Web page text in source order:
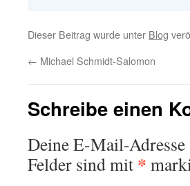
Dieser Beitrag wurde unter Blog
← Michael Schmidt-Salomon
Schreibe einen
Deine E-Mail-
Felder sind mit *